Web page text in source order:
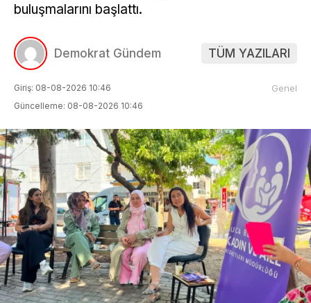
buluşmalarını başlattı.
Demokrat Gündem TÜM YAZILARI
Giriş: 08-08-2026 10:46
Güncelleme: 08-08-2026 10:46
Genel